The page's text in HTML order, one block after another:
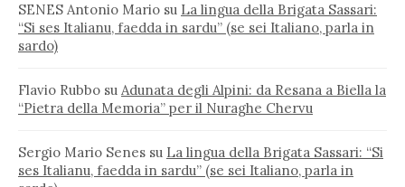
SENES Antonio Mario su La lingua della Brigata Sassari:
“Si ses Italianu, faedda in sardu” (se sei Italiano, parla in
sardo)
Flavio Rubbo su Adunata degli Alpini: da Resana a Biella la
“Pietra della Memoria” per il Nuraghe Chervu
Sergio Mario Senes su La lingua della Brigata Sassari: “Si
ses Italianu, faedda in sardu” (se sei Italiano, parla in